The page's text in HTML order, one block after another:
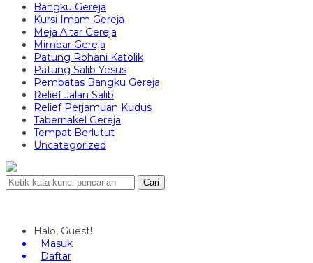
Bangku Gereja
Kursi Imam Gereja
Meja Altar Gereja
Mimbar Gereja
Patung Rohani Katolik
Patung Salib Yesus
Pembatas Bangku Gereja
Relief Jalan Salib
Relief Perjamuan Kudus
Tabernakel Gereja
Tempat Berlutut
Uncategorized
Cari
Halo, Guest!
Masuk
Daftar